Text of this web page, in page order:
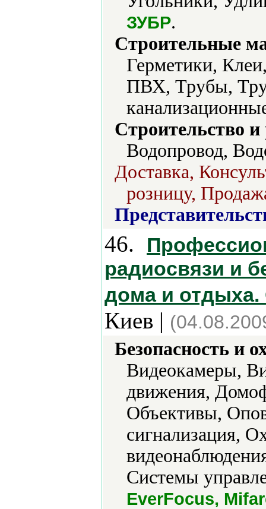
ЗУБР.
Строительные
Герметики,
ПВХ, Трубы,
Строительство
Водопровод,
Доставка,
розницу,
46.
радиосвязи и
дома и отдыха.
Киев |
Безопасность и
Видеокамеры,
движения,
Объективы,
сигнализация,
Системы
EverFocus,